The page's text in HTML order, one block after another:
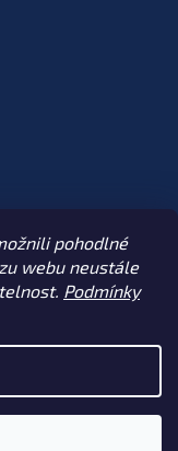
pohodlné
webu neustále
Podmínky